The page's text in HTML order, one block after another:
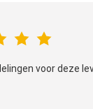
voor deze